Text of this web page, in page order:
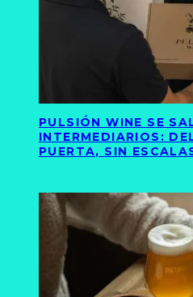
PULSIÓN WINE SE
INTERMEDIARIOS:
PUERTA, SIN